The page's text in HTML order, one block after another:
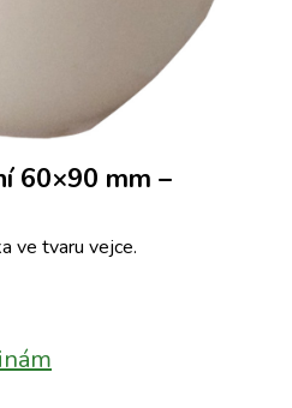
60×90 mm –
ve tvaru vejce.